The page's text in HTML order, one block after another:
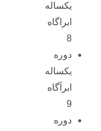
یکساله
ابراگاه
8
دوره
یکساله
ابرآگاه
9
دوره